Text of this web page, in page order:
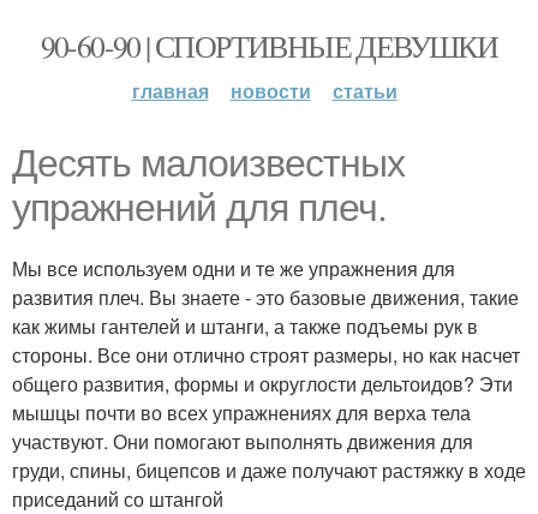
90-60-90 | СПОРТИВНЫЕ ДЕВУШКИ
главная новости статьи
Десять малоизвестных
упражнений для плеч.
Мы все используем одни и те же упражнения для
развития плеч. Вы знаете - это базовые движения, такие
как жимы гантелей и штанги, а также подъемы рук в
стороны. Все они отлично строят размеры, но как насчет
общего развития, формы и округлости дельтоидов? Эти
мышцы почти во всех упражнениях для верха тела
участвуют. Они помогают выполнять движения для
груди, спины, бицепсов и даже получают растяжку в ходе
приседаний со штангой